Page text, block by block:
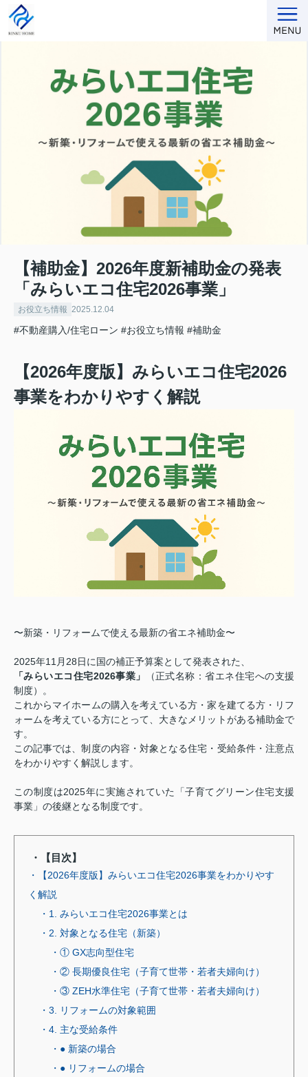
【補助金】2026年度新補助金の発表
「みらいエコ住宅2026事業」
お役立ち情報 2025.12.04
#不動産購入/住宅ローン #お役立ち情報 #補助金
【2026年度版】みらいエコ住宅2026
事業をわかりやすく解説
〜新築・リフォームで使える最新の省エネ補助金〜
2025年11月28日に国の補正予算案として発表された、
「みらいエコ住宅2026事業」
（正式名称：省エネ住宅への支援
制度）。
これからマイホームの購入を考えている方・家を建てる方・リフ
ォームを考えている方にとって、大きなメリットがある補助金で
す。
この記事では、制度の内容・対象となる住宅・受給条件・注意点
をわかりやすく解説します。
この制度は2025年に実施されていた「子育てグリーン住宅支援
事業」の後継となる制度です。
・【目次】
・【2026年度版】みらいエコ住宅2026事業をわかりやす
く解説
・1. みらいエコ住宅2026事業とは
・2. 対象となる住宅（新築）
・① GX志向型住宅
・② 長期優良住宅（子育て世帯・若者夫婦向け）
・③ ZEH水準住宅（子育て世帯・若者夫婦向け）
・3. リフォームの対象範囲
・4. 主な受給条件
・● 新築の場合
・● リフォームの場合